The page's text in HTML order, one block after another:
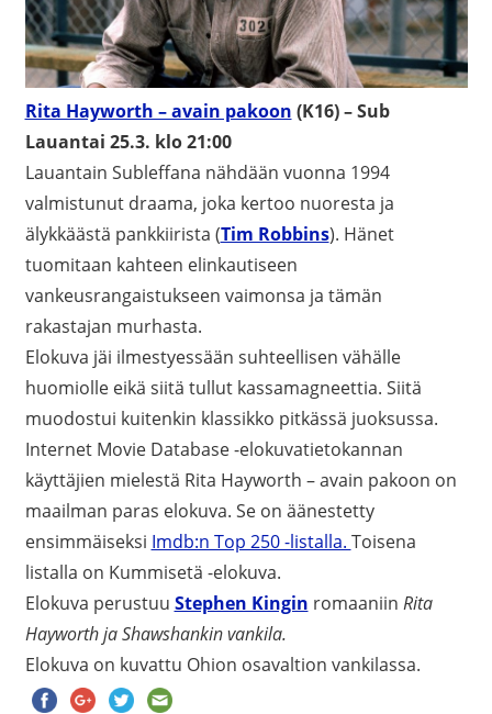
Rita Hayworth – avain pakoon (K16) – Sub
Lauantai 25.3. klo 21:00
Lauantain Subleffana nähdään vuonna 1994
valmistunut draama, joka kertoo nuoresta ja
älykkäästä pankkiirista (Tim Robbins). Hänet
tuomitaan kahteen elinkautiseen
vankeusrangaistukseen vaimonsa ja tämän
rakastajan murhasta.
Elokuva jäi ilmestyessään suhteellisen vähälle
huomiolle eikä siitä tullut kassamagneettia. Siitä
muodostui kuitenkin klassikko pitkässä juoksussa.
Internet Movie Database -elokuvatietokannan
käyttäjien mielestä Rita Hayworth – avain pakoon on
maailman paras elokuva. Se on äänestetty
ensimmäiseksi Imdb:n Top 250 -listalla. Toisena
listalla on Kummisetä -elokuva.
Elokuva perustuu Stephen Kingin romaaniin Rita
Hayworth ja Shawshankin vankila.
Elokuva on kuvattu Ohion osavaltion vankilassa.